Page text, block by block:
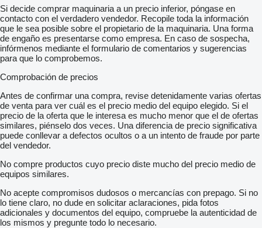
Si decide comprar maquinaria a un precio inferior, póngase en
contacto con el verdadero vendedor. Recopile toda la información
que le sea posible sobre el propietario de la maquinaria. Una forma
de engaño es presentarse como empresa. En caso de sospecha,
infórmenos mediante el formulario de comentarios y sugerencias
para que lo comprobemos.
Comprobación de precios
Antes de confirmar una compra, revise detenidamente varias ofertas
de venta para ver cuál es el precio medio del equipo elegido. Si el
precio de la oferta que le interesa es mucho menor que el de ofertas
similares, piénselo dos veces. Una diferencia de precio significativa
puede conllevar a defectos ocultos o a un intento de fraude por parte
del vendedor.
No compre productos cuyo precio diste mucho del precio medio de
equipos similares.
No acepte compromisos dudosos o mercancías con prepago. Si no
lo tiene claro, no dude en solicitar aclaraciones, pida fotos
adicionales y documentos del equipo, compruebe la autenticidad de
los mismos y pregunte todo lo necesario.